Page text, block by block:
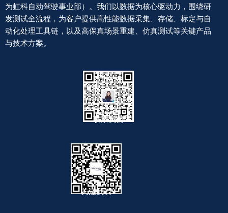
为虹科自动驾驶事业部）。我们以数据为核心驱动力，围绕研
发测试全流程，为客户提供高性能数据采集、存储、标定与自
动化处理工具链，以及高保真场景重建、仿真测试等关键产品
与技术方案。
联系我们
关注我们